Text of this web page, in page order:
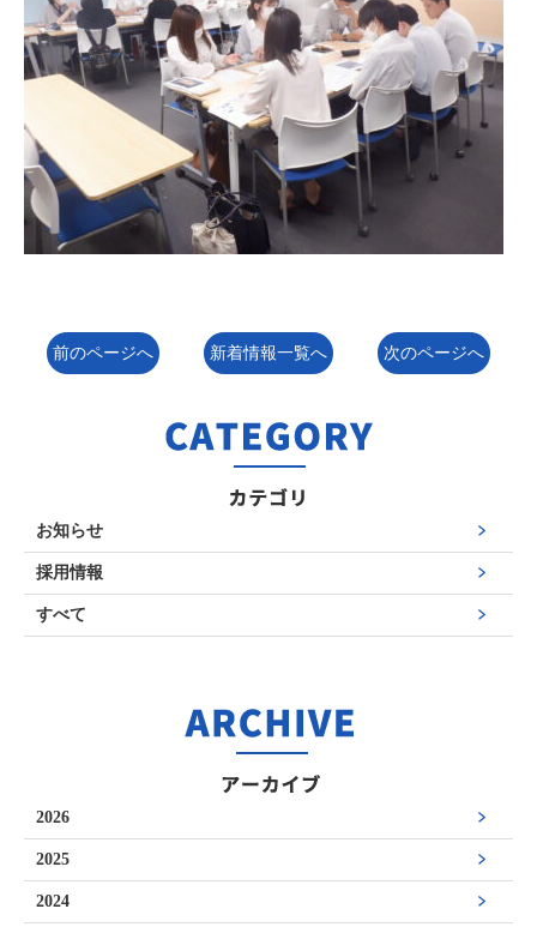
前のページへ 新着情報一覧へ 次のページへ
お知らせ
採用情報
すべて
2026
2025
2024